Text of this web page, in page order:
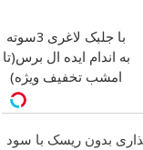
با جلبک لاغری 3سوته
به اندام ایده ال برس(تا
امشب تخفیف ویژه)
بدون ریسک با سود